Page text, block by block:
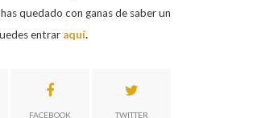
quedado con ganas de saber un
entrar aquí.
FACEBOOK TWITTER